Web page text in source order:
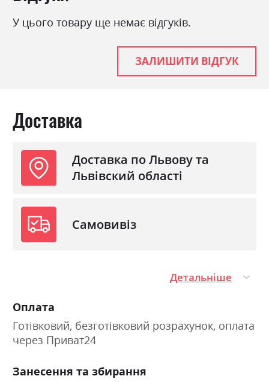
Стиль
класика, мінімалізм,
модерн
Спальне місце
У цього товару ще немає відгуків.
ЗАЛИШИТИ ВІДГУК
Доставка
Доставка по Львову та
Львівский області
Самовивіз
Детальніше
Оплата
Готівковий, безготівковий розрахунок, оплата
через Приват24
Занесення та збирання